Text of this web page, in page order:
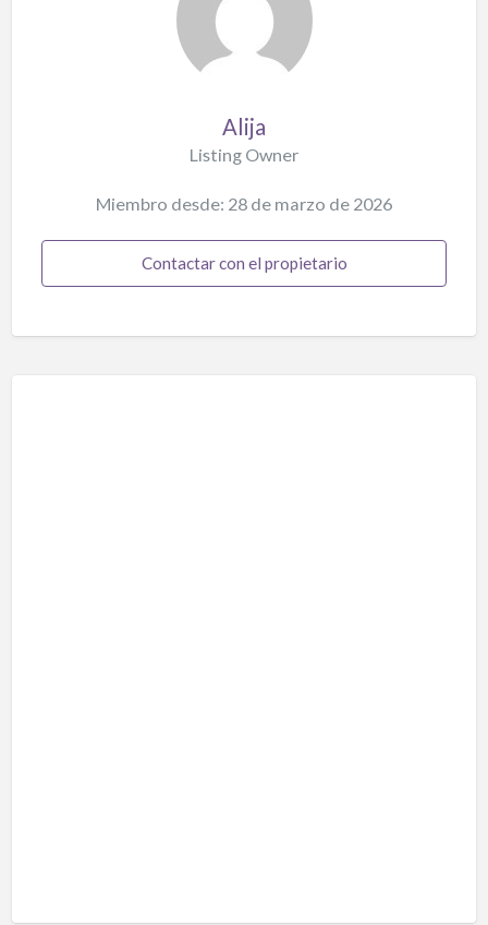
Alija
Listing Owner
Miembro desde: 28 de marzo de 2026
Contactar con el propietario